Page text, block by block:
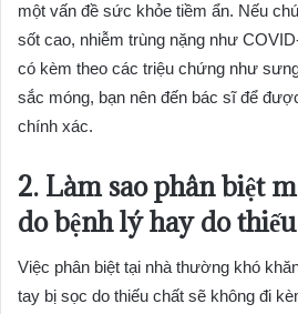
một vấn đề sức khỏe tiềm ẩn. Nếu
sốt cao, nhiễm trùng nặng như
có kèm theo các triệu chứng như
sắc móng, bạn nên đến bác sĩ để
chính xác.
2. Làm sao phân biệt
do bệnh lý hay do
Việc phân biệt tại nhà thường khó
tay bị sọc do thiếu chất sẽ không đi